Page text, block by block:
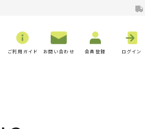
ご利用ガイド お問い合わせ 会員登録 ログイン